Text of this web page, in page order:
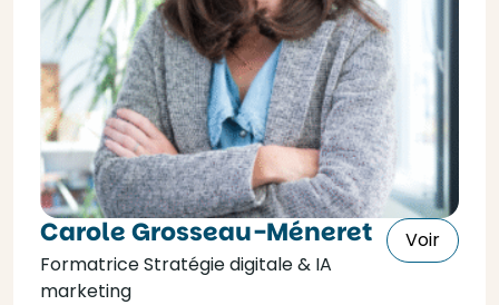
Carole Grosseau-Méneret
Formatrice Stratégie digitale & IA
marketing
Voir